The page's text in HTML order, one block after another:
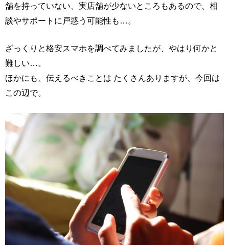
舗を持っていない、実店舗が少ないところもあるので、相
談やサポートに戸惑う可能性も…。
ざっくりと格安スマホを調べてみましたが、やはり何かと
難しい…。
ほかにも、伝えるべきことは たくさんありますが、今回は
この辺で。